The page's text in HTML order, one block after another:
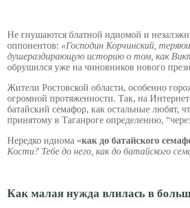
Не гнушаются блатной идиомой и
оппонентов: «Господин Корчинский,
душераздирающую историю о том, как
обрушился уже на чиновников нового
Жители Ростовской области, особенно
огромной протяженности. Так, на
батайский семафор, как остальные любят,
принятому в Таганроге определению,
Нередко идиома «как до батайского
Кости? Тебе до него, как до батайского
Как малая нужда влилась в